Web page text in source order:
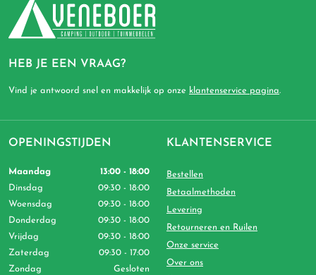
HEB JE EEN VRAAG?
Vind je antwoord snel en makkelijk op onze klantenservice pagina.
OPENINGSTIJDEN
Maandag
13:00 - 18:00
Dinsdag
09:30 - 18:00
Woensdag
09:30 - 18:00
Donderdag
09:30 - 18:00
Vrijdag
09:30 - 18:00
Zaterdag
09:30 - 17:00
Zondag
Gesloten
KLANTENSERVICE
Bestellen
Betaalmethoden
Levering
Retourneren en Ruilen
Onze service
Over ons